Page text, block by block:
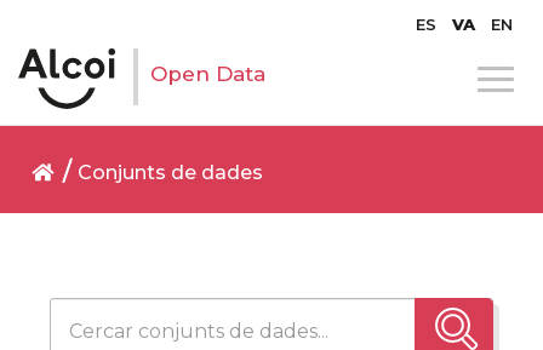
ES VA EN
Open Data
Conjunts de dades